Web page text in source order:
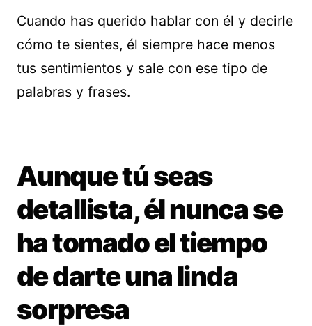
Cuando has querido hablar con él y decirle
cómo te sientes, él siempre hace menos
tus sentimientos y sale con ese tipo de
palabras y frases.
Aunque tú seas
detallista, él nunca se
ha tomado el tiempo
de darte una linda
sorpresa